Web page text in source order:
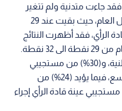
جاءت متدنية ولم تتغير
لدى مستجيبي العينة الوطنية بالمعدل العام، حيث بقيت عند 29
الرأي، فقد أظهرت النتائج
نقطة.
يؤيد (39%) من مستجيبي العينة الوطنية، و(30%) من مستجيبي
عينة قادة الرأي إجراء تعديل وزاري موسع، فيما يؤيد (24%) من
الوطنية و(25%) من مستجيبي عينة قادة الرأي إجراء